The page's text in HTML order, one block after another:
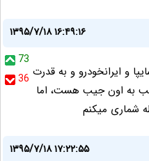
۱۳۹۵/۷/۱۸ ۱۶:۴۹:۱۶
73
36 و ایرانخودرو و به قدرت
به اون جیب هست، اما
شماری میکنم
۱۳۹۵/۷/۱۸ ۱۷:۲۲:۵۵